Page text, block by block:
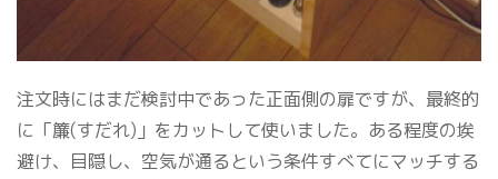
注文時にはまだ検討中であった正面側の扉ですが、最終的
に「簾(すだれ)」をカットして使いました。ある程度の埃
避け、目隠し、空気が通るという条件すべてにマッチする